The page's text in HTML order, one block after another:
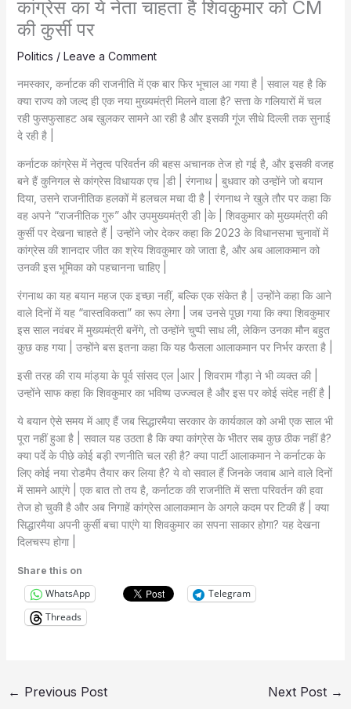
कांग्रेस का ये नेता चाहता है शिवकुमार को CM
की कुर्सी पर
Politics / Leave a Comment
नमस्कार, कर्नाटक की राजनीति में एक बार फिर भूचाल आ गया है | सवाल यह है कि
क्या राज्य को जल्द ही एक नया मुख्यमंत्री मिलने वाला है? सत्ता के गलियारों में चल
रही फुसफुसाहट अब खुलकर सामने आ रही है और इसकी गूंज सीधे दिल्ली तक सुनाई
दे रही है |
कर्नाटक कांग्रेस में नेतृत्व परिवर्तन की बहस अचानक तेज हो गई है, और इसकी वजह
बने हैं कुनिगल से कांग्रेस विधायक एच |डी | रंगनाथ | बुधवार को उन्होंने जो बयान
दिया, उसने राजनीतिक हलकों में हलचल मचा दी है | रंगनाथ ने खुले तौर पर कहा कि
वह अपने “राजनीतिक गुरु” और उपमुख्यमंत्री डी |के | शिवकुमार को मुख्यमंत्री की
कुर्सी पर देखना चाहते हैं | उन्होंने जोर देकर कहा कि 2023 के विधानसभा चुनावों में
कांग्रेस की शानदार जीत का श्रेय शिवकुमार को जाता है, और अब आलाकमान को
उनकी इस भूमिका को पहचानना चाहिए |
रंगनाथ का यह बयान महज एक इच्छा नहीं, बल्कि एक संकेत है | उन्होंने कहा कि आने
वाले दिनों में यह “वास्तविकता” का रूप लेगा | जब उनसे पूछा गया कि क्या शिवकुमार
इस साल नवंबर में मुख्यमंत्री बनेंगे, तो उन्होंने चुप्पी साध ली, लेकिन उनका मौन बहुत
कुछ कह गया | उन्होंने बस इतना कहा कि यह फैसला आलाकमान पर निर्भर करता है |
इसी तरह की राय मांड्या के पूर्व सांसद एल |आर | शिवराम गौड़ा ने भी व्यक्त की |
उन्होंने साफ कहा कि शिवकुमार का भविष्य उज्ज्वल है और इस पर कोई संदेह नहीं है |
ये बयान ऐसे समय में आए हैं जब सिद्धारमैया सरकार के कार्यकाल को अभी एक साल भी
पूरा नहीं हुआ है | सवाल यह उठता है कि क्या कांग्रेस के भीतर सब कुछ ठीक नहीं है?
क्या पर्दे के पीछे कोई बड़ी रणनीति चल रही है? क्या पार्टी आलाकमान ने कर्नाटक के
लिए कोई नया रोडमैप तैयार कर लिया है? ये वो सवाल हैं जिनके जवाब आने वाले दिनों
में सामने आएंगे | एक बात तो तय है, कर्नाटक की राजनीति में सत्ता परिवर्तन की हवा
तेज हो चुकी है और अब निगाहें कांग्रेस आलाकमान के अगले कदम पर टिकी हैं | क्या
सिद्धारमैया अपनी कुर्सी बचा पाएंगे या शिवकुमार का सपना साकार होगा? यह देखना
दिलचस्प होगा |
Share this on
WhatsApp
Telegram
Threads
← Previous Post Next Post →